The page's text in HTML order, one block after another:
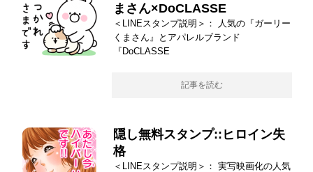
まさん×DoCLASSE
＜LINEスタンプ説明＞： 人気の『ガーリー
くまさん』とアパレルブランド
『DoCLASSE
記事を読む
隠し無料スタンプ::ヒロイン失
格
＜LINEスタンプ説明＞： 実写映画化の人気